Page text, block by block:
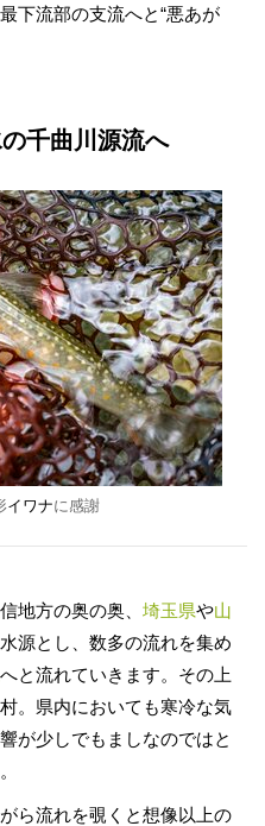
下流部の支流へと“悪あが
千曲川源流へ
イワナに感謝
地方の奥の奥、 埼玉県や山
源とし、数多の流れを集め
へと流れていきます。その上
。県内においても寒冷な気
が少しでもましなのではと
ら流れを覗くと想像以上の